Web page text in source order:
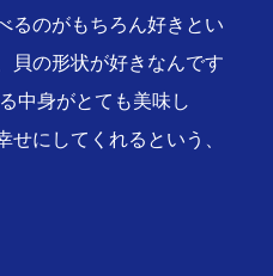
るのがもちろん好きとい
貝の形状が好きなんです
中身がとても美味し
にしてくれるという、